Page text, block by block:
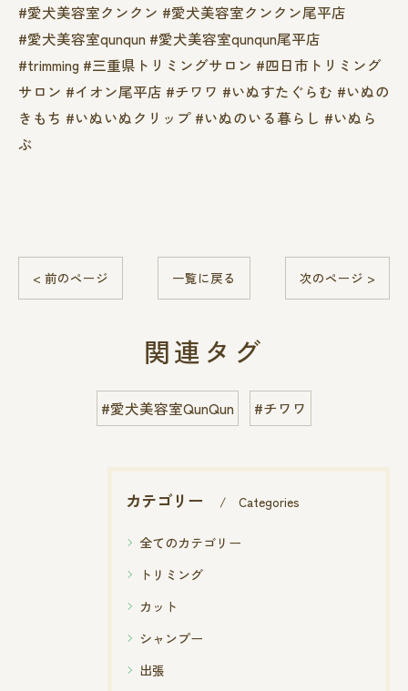
#愛犬美容室クンクン #愛犬美容室クンクン尾平店
#愛犬美容室qunqun #愛犬美容室qunqun尾平店
#trimming #三重県トリミングサロン #四日市トリミング
サロン #イオン尾平店 #チワワ #いぬすたぐらむ #いぬの
きもち #いぬいぬクリップ #いぬのいる暮らし #いぬら
ぶ
< 前のページ 一覧に戻る 次のページ >
関連タグ
#愛犬美容室QunQun #チワワ
カテゴリー Categories
全てのカテゴリー
トリミング
カット
シャンプー
出張